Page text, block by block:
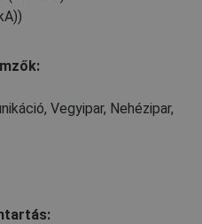
Vegyipar, Nehézipar,